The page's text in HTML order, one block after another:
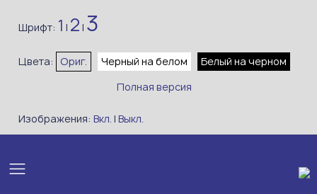
Шрифт: 1 | 2 | 3
Цвета: Ориг. Черный на белом
Белый на черном
Полная версия
Изображения: Вкл. | Выкл.